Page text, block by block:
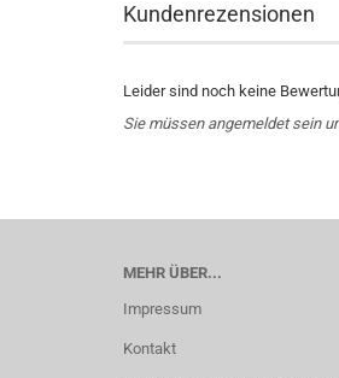
Kundenrezensionen
Leider sind noch keine
Sie müssen angemeldet sein
MEHR ÜBER...
Impressum
Kontakt